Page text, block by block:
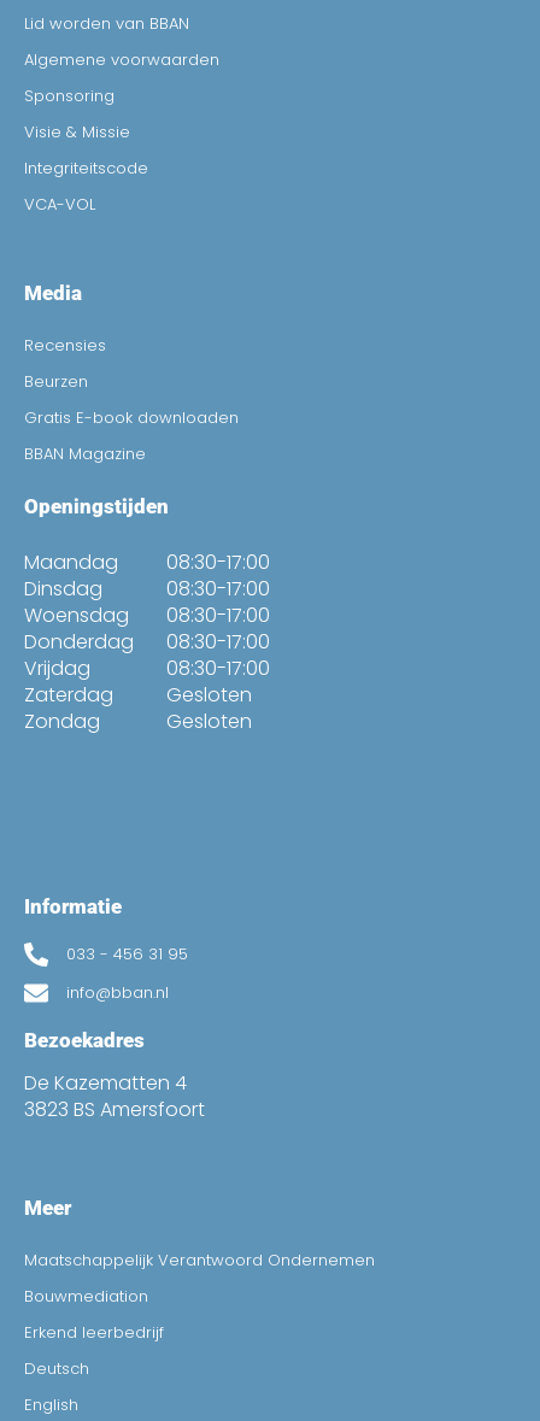
Lid worden van BBAN
Algemene voorwaarden
Sponsoring
Visie & Missie
Integriteitscode
VCA-VOL
Media
Recensies
Beurzen
Gratis E-book downloaden
BBAN Magazine
Openingstijden
Maandag
Dinsdag
Woensdag
Donderdag
Vrijdag
Zaterdag
Zondag
08:30-17:00
08:30-17:00
08:30-17:00
08:30-17:00
08:30-17:00
Gesloten
Gesloten
Informatie
033 - 456 31 95
info@bban.nl
Bezoekadres
De Kazematten 4
3823 BS Amersfoort
Meer
Maatschappelijk Verantwoord Ondernemen
Bouwmediation
Erkend leerbedrijf
Deutsch
English